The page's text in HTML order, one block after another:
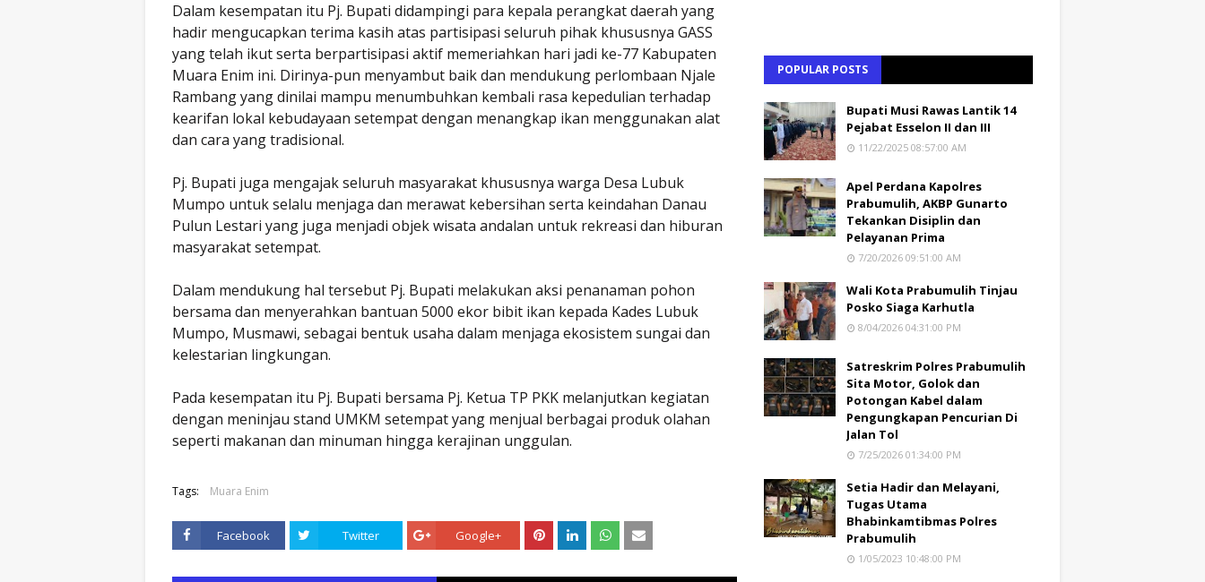
Dalam kesempatan itu Pj. Bupati didampingi para kepala perangkat daerah yang
hadir mengucapkan terima kasih atas partisipasi seluruh pihak khususnya GASS
yang telah ikut serta berpartisipasi aktif memeriahkan hari jadi ke-77 Kabupaten
Muara Enim ini. Dirinya-pun menyambut baik dan mendukung perlombaan Njale
Rambang yang dinilai mampu menumbuhkan kembali rasa kepedulian terhadap
kearifan lokal kebudayaan setempat dengan menangkap ikan menggunakan alat
dan cara yang tradisional.
Pj. Bupati juga mengajak seluruh masyarakat khususnya warga Desa Lubuk
Mumpo untuk selalu menjaga dan merawat kebersihan serta keindahan Danau
Pulun Lestari yang juga menjadi objek wisata andalan untuk rekreasi dan hiburan
masyarakat setempat.
Dalam mendukung hal tersebut Pj. Bupati melakukan aksi penanaman pohon
bersama dan menyerahkan bantuan 5000 ekor bibit ikan kepada Kades Lubuk
Mumpo, Musmawi, sebagai bentuk usaha dalam menjaga ekosistem sungai dan
kelestarian lingkungan.
Pada kesempatan itu Pj. Bupati bersama Pj. Ketua TP PKK melanjutkan kegiatan
dengan meninjau stand UMKM setempat yang menjual berbagai produk olahan
seperti makanan dan minuman hingga kerajinan unggulan.
Tags: Muara Enim
Facebook Twitter Google+
POPULAR POSTS
Bupati Musi Rawas Lantik 14
Pejabat Esselon II dan III
11/22/2025 08:57:00 AM
Apel Perdana Kapolres
Prabumulih, AKBP Gunarto
Tekankan Disiplin dan
Pelayanan Prima
7/20/2026 09:51:00 AM
Wali Kota Prabumulih Tinjau
Posko Siaga Karhutla
8/04/2026 04:31:00 PM
Satreskrim Polres Prabumulih
Sita Motor, Golok dan
Potongan Kabel dalam
Pengungkapan Pencurian Di
Jalan Tol
7/25/2026 01:34:00 PM
Setia Hadir dan Melayani,
Tugas Utama
Bhabinkamtibmas Polres
Prabumulih
1/05/2023 10:48:00 PM